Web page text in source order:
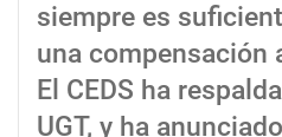
siempre es
una compensación
El CEDS ha
UGT, y ha